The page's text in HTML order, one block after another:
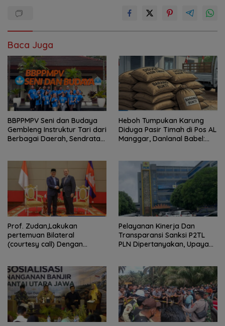
Baca Juga
BBPPMPV Seni dan Budaya
Gembleng Instruktur Tari dari
Berbagai Daerah, Sendratari
Heboh Tumpukan Karung
Diduga Pasir Timah di Pos AL
Manggar, Danlanal Babel:
Prof. Zudan,Lakukan
pertemuan Bilateral
(courtesy call) Dengan
Siapkan Indonesia Jadi Pusat
Kolaborasi ASN ASEAN
Pelayanan Kinerja Dan
Transparansi Sanksi P2TL
PLN Dipertanyakan, Upaya